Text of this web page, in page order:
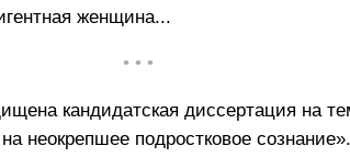
женщина...
• • •
кандидатская диссертация на
неокрепшее подростковое сознание».